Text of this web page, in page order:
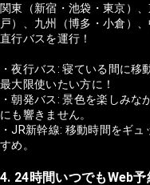
関東（新宿・池袋・東京）
戸）、九州（博多・小倉）
直行バスを運行！
・夜行バス: 寝ている間に
最大限使いたい方に！
・朝発バス: 景色を楽しみ
にも響きません。
・JR新幹線: 移動時間をギ
すめ。
4. 24時間いつでもWeb